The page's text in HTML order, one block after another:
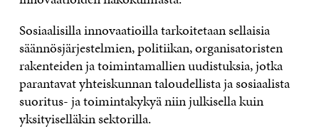
Sosiaalisilla innovaatioilla tarkoitetaan sellaisia
säännösjärjestelmien, politiikan, organi­satoristen
rakenteiden ja toimintamallien uudistuksia, jotka
parantavat yhteiskunnan taloudellista ja sosiaalista
suoritus- ja toimintakykyä niin julkisella kuin
yksityiselläkin sektorilla.